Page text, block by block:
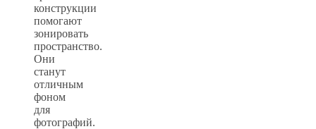
конструкции
помогают
зонировать
пространство.
Они
станут
отличным
фоном
для
фотографий.